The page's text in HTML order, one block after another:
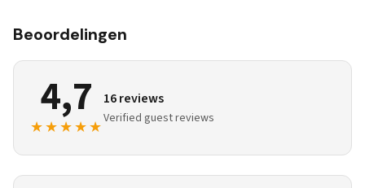
Beoordelingen
4,7
★★★★★
16 reviews
Verified guest reviews